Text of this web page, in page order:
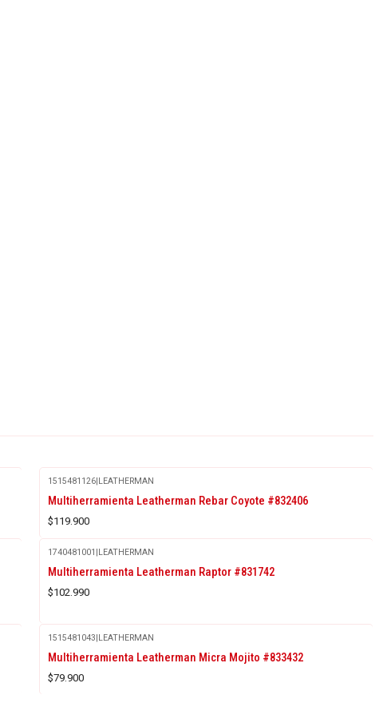
1515481126|LEATHERMAN
Multiherramienta Leatherman Rebar Coyote #832406
$119.900
1740481001 |LEATHERMAN
Multiherramienta Leatherman Raptor #831742
$102.990
1515481043|LEATHERMAN
Multiherramienta Leatherman Micra Mojito #833432
$79.900